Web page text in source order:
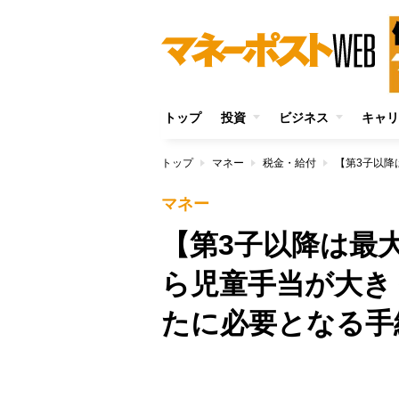
トップ 投資 ビジネス キャ
トップ マネー 税金・給付
マネー
【第3子以降は最
ら児童手当が大
たに必要となる